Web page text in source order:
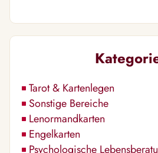
Tarot & Kartenlegen
Sonstige Bereiche
Lenormandkarten
Engelkarten
Psychologische